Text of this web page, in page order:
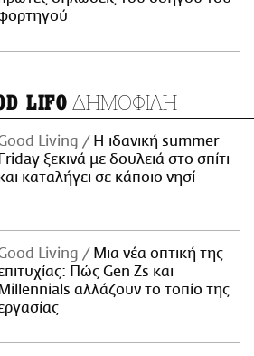
LIFO ΔΗΜΟΦΙΛΗ
Living
Η ιδανική summer
Friday ξεκινά με δουλειά στο σπίτι
καταλήγει σε κάποιο νησί
Living
Μια νέα οπτική της
Πώς Gen Zs και
Millennials αλλάζουν το τοπίο της